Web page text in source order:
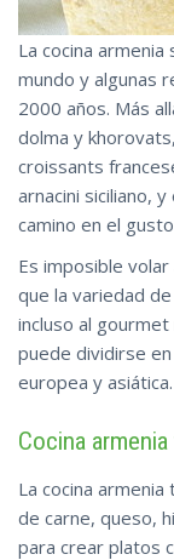
La cocina
mundo y algunas
2000 años. Más
dolma y
croissants
arnacini siciliano,
camino en el
Es imposible
que la variedad
incluso al gourmet
puede dividirse
europea y asiática.
Cocina
La cocina
de carne, queso,
para crear platos